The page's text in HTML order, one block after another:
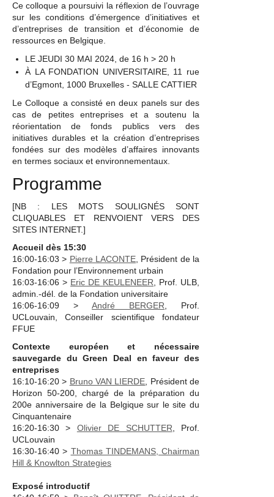
Ce colloque a poursuivi la réflexion de l’ouvrage
sur les conditions d’émergence d’initiatives et
d’entreprises de transition et d’économie de
ressources en Belgique.
LE JEUDI 30 MAI 2024, de 16 h > 20 h
À LA FONDATION UNIVERSITAIRE, 11 rue
d’Egmont, 1000 Bruxelles - SALLE CATTIER
Le Colloque a consisté en deux panels sur des
cas de petites entreprises et a soutenu la
réorientation de fonds publics vers des
initiatives durables et la création d’entreprises
fondées sur des modèles d’affaires innovants
en termes sociaux et environnementaux.
Programme
[NB : LES MOTS SOULIGNÉS SONT
CLIQUABLES ET RENVOIENT VERS DES
SITES INTERNET.]
Accueil dès 15:30
16:00-16:03 > Pierre LACONTE , Président de la
Fondation pour l’Environnement urbain
16:03-16:06 > Eric DE KEULENEER , Prof. ULB,
admin.-dél. de la Fondation universitaire
16:06-16:09 > André BERGER , Prof.
UCLouvain, Conseiller scientifique fondateur
FFUE
Contexte européen et nécessaire
sauvegarde du Green Deal en faveur des
entreprises
16:10-16:20 > Bruno VAN LIERDE , Président de
Horizon 50-200, chargé de la préparation du
200e anniversaire de la Belgique sur le site du
Cinquantenaire
16:20-16:30 > Olivier DE SCHUTTER , Prof.
UCLouvain
16:30-16:40 > Thomas TINDEMANS, Chairman
Hill & Knowlton Strategies
Exposé introductif